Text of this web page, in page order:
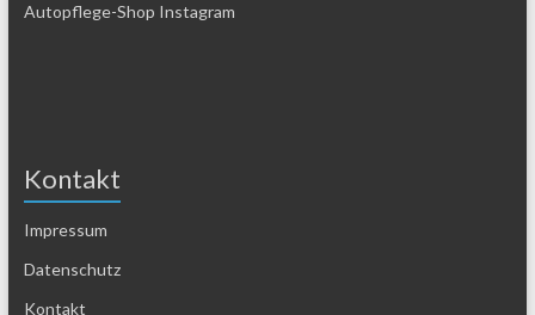
Autopflege-Shop Instagram
Kontakt
Impressum
Datenschutz
Kontakt